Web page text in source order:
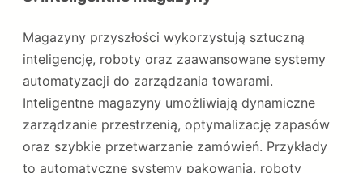
Magazyny przyszłości wykorzystują sztuczną
inteligencję, roboty oraz zaawansowane systemy
automatyzacji do zarządzania towarami.
Inteligentne magazyny umożliwiają dynamiczne
zarządzanie przestrzenią, optymalizację zapasów
oraz szybkie przetwarzanie zamówień. Przykłady
to automatyczne systemy pakowania, roboty